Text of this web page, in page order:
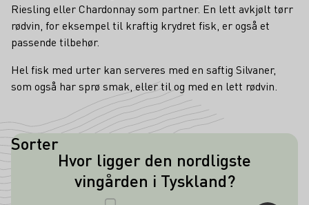
Riesling eller Chardonnay som partner. En lett avkjølt tørr
rødvin, for eksempel til kraftig krydret fisk, er også et
passende tilbehør.
Hel fisk med urter kan serveres med en saftig Silvaner,
som også har sprø smak, eller til og med en lett rødvin.
Hvor ligger den nordligste
vingården i Tyskland?
Den nordligste vingården i Tyskland
ligger på Sylt. På et område på 3000
Sorter